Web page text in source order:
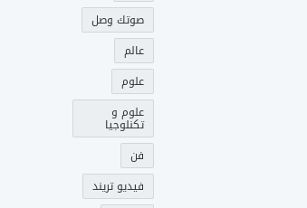
صوتك وصل
عالم
علوم
علوم و
تكنلوجيا
فن
فيديو تريند